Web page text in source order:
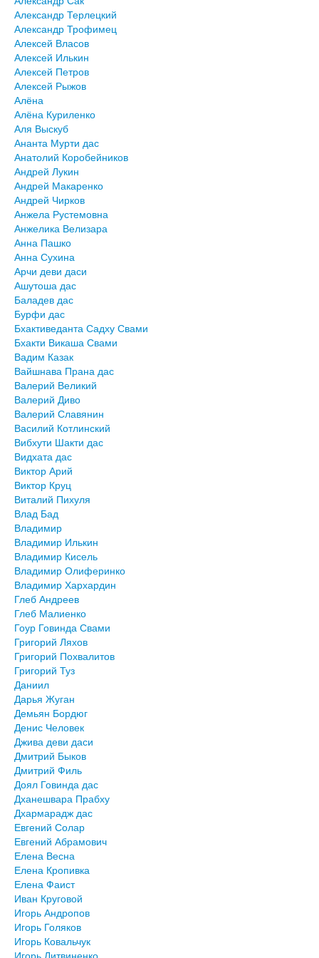
Александр Терлецкий
Александр Трофимец
Алексей Власов
Алексей Илькин
Алексей Петров
Алексей Рыжов
Алёна
Алёна Куриленко
Аля Выскуб
Ананта Мурти дас
Анатолий Коробейников
Андрей Лукин
Андрей Макаренко
Андрей Чирков
Анжела Рустемовна
Анжелика Велизара
Анна Пашко
Анна Сухина
Арчи деви даси
Ашутоша дас
Баладев дас
Бурфи дас
Бхактиведанта Садху Свами
Бхакти Викаша Свами
Вадим Казак
Вайшнава Прана дас
Валерий Великий
Валерий Диво
Валерий Славянин
Василий Котлинский
Вибхути Шакти дас
Видхата дас
Виктор Арий
Виктор Круц
Виталий Пихуля
Влад Бад
Владимир
Владимир Илькин
Владимир Кисель
Владимир Олиферинко
Владимир Хархардин
Глеб Андреев
Глеб Малиенко
Гоур Говинда Свами
Григорий Ляхов
Григорий Похвалитов
Григорий Туз
Даниил
Дарья Жуган
Демьян Бордюг
Денис Человек
Джива деви даси
Дмитрий Быков
Дмитрий Филь
Доял Говинда дас
Дханешвара Прабху
Дхармарадж дас
Евгений Солар
Евгений Абрамович
Елена Весна
Елена Кропивка
Елена Фаист
Иван Круговой
Игорь Андропов
Игорь Голяков
Игорь Ковальчук
Игорь Литвиненко